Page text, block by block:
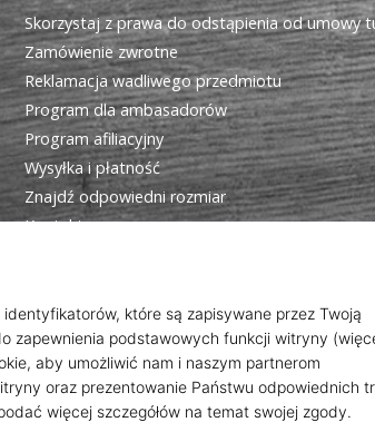
Skorzystaj z prawa do odstąpienia od umowy
Zamówienie zwrotne
Reklamacja wadliwego przedmiotu
Program dla ambasadorów
Program afiliacyjny
Wysyłka i płatność
Znajdź odpowiedni rozmiar
Kontakt
WePlayHandball.pl